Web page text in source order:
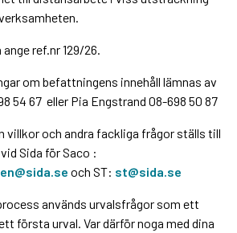
ref.nr 129/26.
om befattningens innehåll lämnas av
54 67 eller Pia Engstrand 08-698 50 87
villkor och andra fackliga frågor ställs till
Sida för Saco :
och ST: st@sida.se
används urvalsfrågor som ett
första urval. Var därför noga med dina